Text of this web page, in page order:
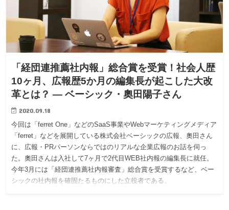
「経団連推薦社内報」総合賞を受賞！社会人歴
10ヶ月、広報歴5か月の編集長が起こした大改
革とは？ — ベーシック・奧田陽子さん
2020.09.18
今回は「ferret One」などのSaaS事業やWebマーケティングメディア
「ferret」などを展開している株式会社ベーシックの広報、奧田さん
に、広報・PRパーソンならではのリアルな企業広報のお話を伺っ
た。奧田さんは入社して7ヶ月で2代目WEB社内報の編集長に就任。
今年3月には「経団連推薦社内報審査」総合賞を受賞するなど、ベー
シックの社内報を確固たるものにした立役者である。